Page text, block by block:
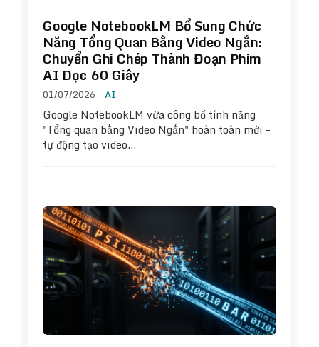
Google NotebookLM Bổ Sung Chức
Năng Tổng Quan Bằng Video Ngắn:
Chuyển Ghi Chép Thành Đoạn Phim
AI Dọc 60 Giây
01/07/2026 AI
Google NotebookLM vừa công bố tính năng
"Tổng quan bằng Video Ngắn" hoàn toàn mới –
tự động tạo video…